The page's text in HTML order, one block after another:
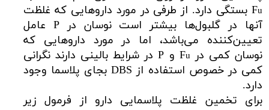
Fu
بستگی دارد. از طرفی در مورد داروهایی که غلظت
آنها در گلبول‌ها بیشتر است نوسان در P عامل
تعیین‌کننده می‌باشد، اما در مورد داروهایی که
نوسان کمی در F u
و P در شرایط بالینی دارند نگرانی
کمی در خصوص استفاده از DBS بجای پلاسما وجود
دارد.
برای تخمین غلظت پلاسمایی دارو از فرمول زیر